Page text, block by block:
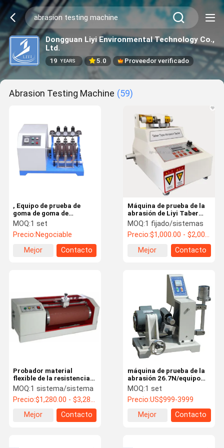
Dongguan Liyi Environmental Technology Co.,
Ltd.
19 YEARS 5.0 Proveedor verificado
Abrasion Testing Machine (59)
, Equipo de prueba de
goma de goma de
TesterASTM D1630 de la
abrasión de NBS/máquina
de prueba de goma de la
abrasión de NBS
MOQ:1 set
Precio:Negociable
Mejor
Contacto
Máquina de prueba de la
abrasión de Liyi Taber
Oscillating Abrasion
Tester
MOQ:1 fijado/sistemas
Precio:$1,000.00 - $2,000.00/ Set
Mejor
Contacto
Probador material
flexible de la resistencia
de abrasión del estruendo
de abrasión de LIYI de la
máquina de goma de la
MOQ:1 sistema/sistema
Precio:$1,280.00 - $3,280.00/ Set
Mejor
Contacto
máquina de prueba de la
abrasión 26.7N/equipo
para el plástico de goma
MOQ:1 set
Precio:US$999-3999
Mejor
Contacto